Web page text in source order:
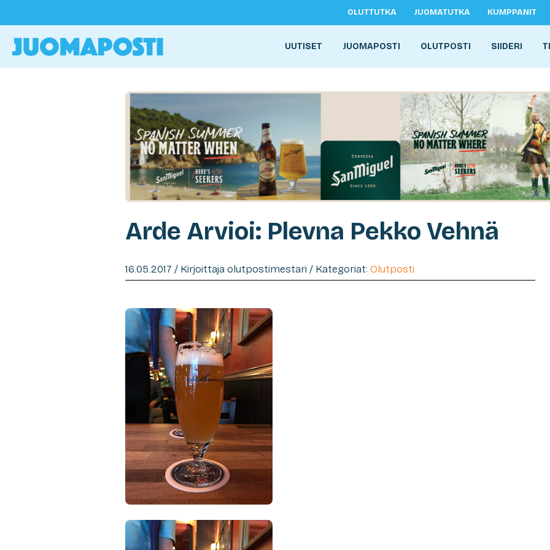
OLUTTUTKA JUOMATUTKA KUMPPANIT
UUTISET JUOMAPOSTI OLUTPOSTI SIIDERI
Arde Arvioi: Plevna Pekko Vehnä
16.05.2017 / Kirjoittaja olutpostimestari / Kategoriat: Olutposti